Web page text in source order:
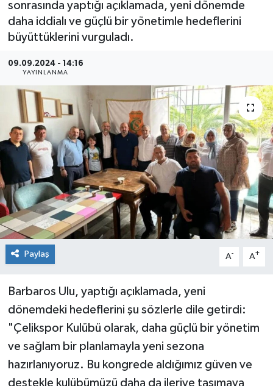
sonrasında yaptığı açıklamada, yeni dönemde
daha iddialı ve güçlü bir yönetimle hedeflerini
büyüttüklerini vurguladı.
09.09.2024 - 14:16
YAYINLANMA
Paylaş A- A+
Barbaros Ulu, yaptığı açıklamada, yeni
dönemdeki hedeflerini şu sözlerle dile getirdi:
"Çelikspor Kulübü olarak, daha güçlü bir yönetim
ve sağlam bir planlamayla yeni sezona
hazırlanıyoruz. Bu kongrede aldığımız güven ve
destekle kulübümüzü daha da ileriye taşımaya
Sağlık
Spor
Teknoloji
Türkiye